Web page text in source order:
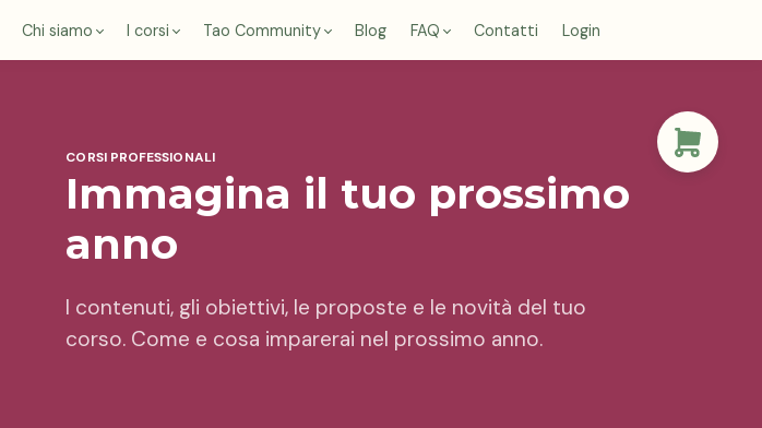
Chi siamo I corsi Tao Community Blog FAQ Contatti Login
CORSI PROFESSIONALI
Immagina il tuo prossimo
anno
I contenuti, gli obiettivi, le proposte e le novità del tuo
corso. Come e cosa imparerai nel prossimo anno.